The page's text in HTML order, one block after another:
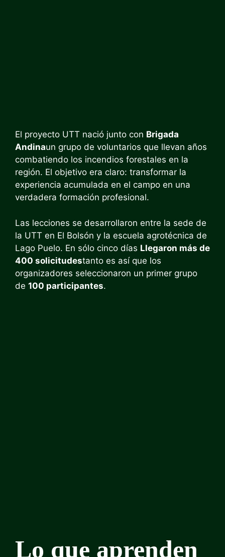
El proyecto UTT nació junto con Brigada
Andinaun grupo de voluntarios que llevan años
combatiendo los incendios forestales en la
región. El objetivo era claro: transformar la
experiencia acumulada en el campo en una
verdadera formación profesional.
Las lecciones se desarrollaron entre la sede de
la UTT en El Bolsón y la escuela agrotécnica de
Lago Puelo. En sólo cinco días Llegaron más de
400 solicitudestanto es así que los
organizadores seleccionaron un primer grupo
de 100 participantes.
Lo que aprenden